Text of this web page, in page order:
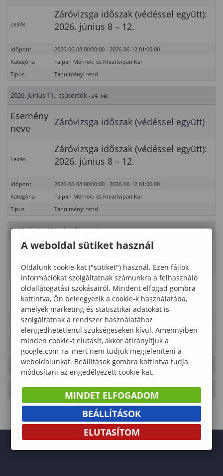
Leírás
Záróvizsga időszak (védéssel együtt):
2026. június 8 – 12.
Időpont
2026-06-08 00:00:00 - 2026-06-12 01:00:00
Kategória
Faipari Mérnöki és Kreatívipari Kar
Típus
Tanulmányi rend
2026. Június 11., csütörtök - 24. hét
Esemény
neve
Záróvizsga időszak (védéssel együtt)
Leírás
Záróvizsga időszak (védéssel együtt):
2026. június 8 – 12.
Időpont
2026-06-08 00:00:00 - 2026-06-12 01:00:00
Kategória
Faipari Mérnöki és Kreatívipari Kar
Típus
Tanulmányi rend
2026. Június 12., péntek - 24. hét
Esemény
neve
Záróvizsga időszak (védéssel együtt):
2026. június 8 – 12.
Időpont
2026-06-08 00:00:00 - 2026-06-12 01:00:00
Kategória
Faipari Mérnöki és Kreatívipari Kar
Típus
Tanulmányi rend
2026. Június 13., szombat - 24. hét
2026. Június 14., vasárnap - 24. hét
A weboldal sütiket használ
Oldalunk cookie-kat ("sütiket") használ. Ezen fájlok
információkat szolgáltatnak számunkra a felhasználó
oldallátogatási szokásairól. Mindent elfogad gombra
kattintva, Ön beleegyezik a cookie-k használatába,
amelyek marketing és statisztikai adatokat is
szolgáltatnak a rendszer használatához
elengedhetetlenül szükségeseken kívül. Amennyiben
minden cookie-t elutasít, akkor átirányítjuk a
google.com-ra, mert nem tudjuk megjeleníteni a
weboldalunkat. Beállítások gombra kattintva tudja
módosítani az engedélyezett cookie-kat.
MINDET ELFOGADOM
BEÁLLÍTÁSOK
ELUTASÍTOM